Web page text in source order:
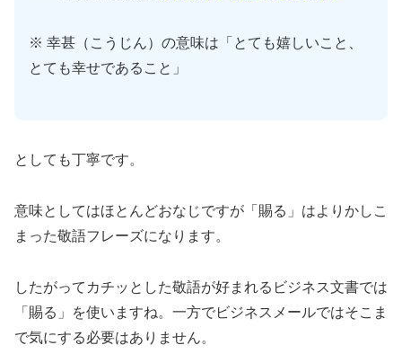
※ 幸甚（こうじん）の意味は「とても嬉しいこと、
とても幸せであること」
としても丁寧です。
意味としてはほとんどおなじですが「賜る」はよりかしこ
まった敬語フレーズになります。
したがってカチッとした敬語が好まれるビジネス文書では
「賜る」を使いますね。一方でビジネスメールではそこま
で気にする必要はありません。